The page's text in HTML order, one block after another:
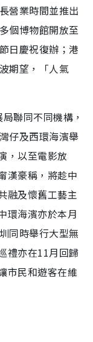
營業時間並推出
個博物館開放至
日慶祝復辦；港
期望，「人氣
聯同不同機構，
仔及西環海濱舉
，以至電影放
漢豪稱，將趁中
融及懷舊工藝主
環海濱亦於本月
同時舉行大型無
禮亦在11月回歸
市民和遊客在維